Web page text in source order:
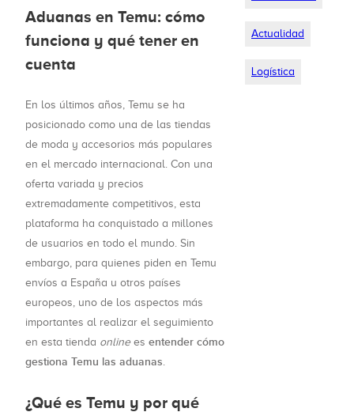
Aduanas en Temu: cómo
funciona y qué tener en
cuenta
En los últimos años, Temu se ha
posicionado como una de las tiendas
de moda y accesorios más populares
en el mercado internacional. Con una
oferta variada y precios
extremadamente competitivos, esta
plataforma ha conquistado a millones
de usuarios en todo el mundo. Sin
embargo, para quienes piden en Temu
envíos a España u otros países
europeos, uno de los aspectos más
importantes al realizar el seguimiento
en esta tienda onlinees entender cómo
gestiona Temu las aduanas.
¿Qué es Temu y por qué
Actualidad
Logística